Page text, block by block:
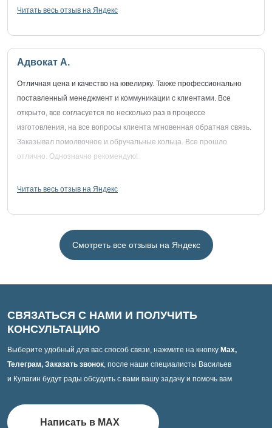
Читать весь отзыв на Яндекс
Адвокат А.
Отличная цена и качество на ювелирку. Также профессионально
поставленный менеджмент и коммуникации с клиентами. Все
открыто, все согласуется по несколько раз в процессе
изготовления, на все вопросы клиента мгновенная обратная связь.
Заказывал помолвочное и обручальные кольца. Все прошло
отлично. Однозначно рекомендую!
Читать весь отзыв на Яндекс
Смотреть все отзывы на Яндекс
СВЯЗАТЬСЯ С НАМИ И ПОЛУЧИТЬ
КОНСУЛЬТАЦИЮ
Выберите удобный для вас способ связи, нажмите на кнопку Max,
Телеграм, Заказать звонок, после наши специалисты Васильев
и Кулагин будут рады обсудить с вами вашу задачу и помочь вам
Написать в MAX